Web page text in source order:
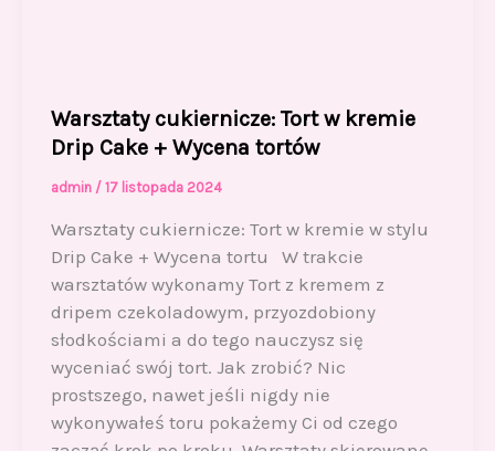
Warsztaty cukiernicze: Tort w kremie
Drip Cake + Wycena tortów
admin / 17 listopada 2024
Warsztaty cukiernicze: Tort w kremie w stylu
Drip Cake + Wycena tortu W trakcie
warsztatów wykonamy Tort z kremem z
dripem czekoladowym, przyozdobiony
słodkościami a do tego nauczysz się
wyceniać swój tort. Jak zrobić? Nic
prostszego, nawet jeśli nigdy nie
wykonywałeś toru pokażemy Ci od czego